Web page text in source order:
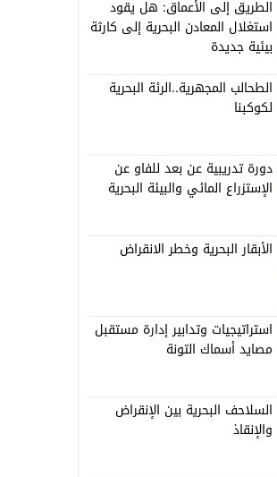
الطريق إلى الأعماق: هل يقود
استغلال المعادن البحرية إلى كارثة
بيئية جديدة
الطحالب المجهرية..الرئة البحرية
لكوكبنا
دورة تدريبية عن بعد للفاو عن
الإستزراع المائي والبيئة البحرية
الأبقار البحرية وخطر الانقراض
استراتيجيات وتدابير إدارة مستقبل
مصايد أسماك التونة
السلاحف البحرية بين الإنقراض
والإنقاذ